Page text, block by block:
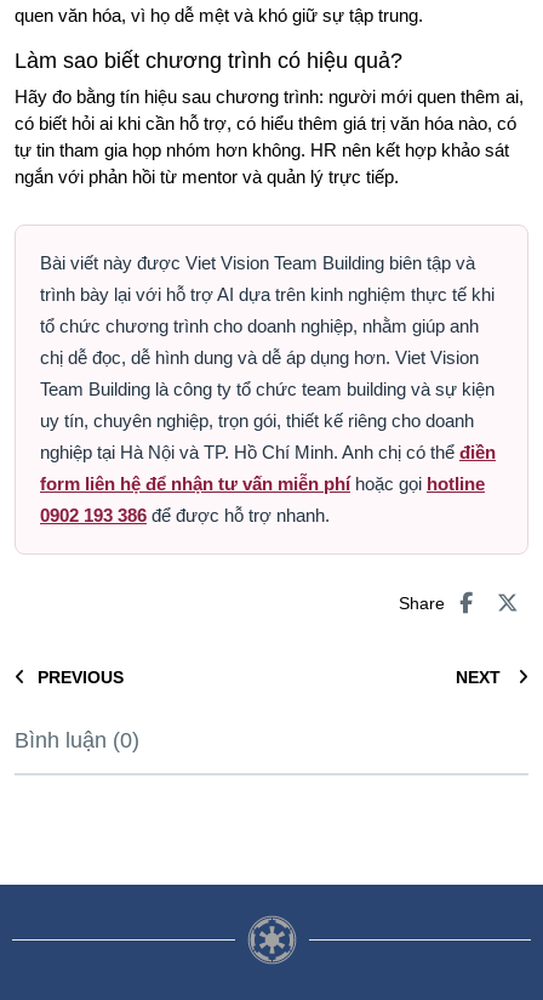
quen văn hóa, vì họ dễ mệt và khó giữ sự tập trung.
Làm sao biết chương trình có hiệu quả?
Hãy đo bằng tín hiệu sau chương trình: người mới quen thêm ai,
có biết hỏi ai khi cần hỗ trợ, có hiểu thêm giá trị văn hóa nào, có
tự tin tham gia họp nhóm hơn không. HR nên kết hợp khảo sát
ngắn với phản hồi từ mentor và quản lý trực tiếp.
Bài viết này được Viet Vision Team Building biên tập và
trình bày lại với hỗ trợ AI dựa trên kinh nghiệm thực tế khi
tổ chức chương trình cho doanh nghiệp, nhằm giúp anh
chị dễ đọc, dễ hình dung và dễ áp dụng hơn. Viet Vision
Team Building là công ty tổ chức team building và sự kiện
uy tín, chuyên nghiệp, trọn gói, thiết kế riêng cho doanh
nghiệp tại Hà Nội và TP. Hồ Chí Minh. Anh chị có thể điền
form liên hệ để nhận tư vấn miễn phíhoặc gọi hotline
0902 193 386 để được hỗ trợ nhanh.
Share
PREVIOUS NEXT
Bình luận (0)